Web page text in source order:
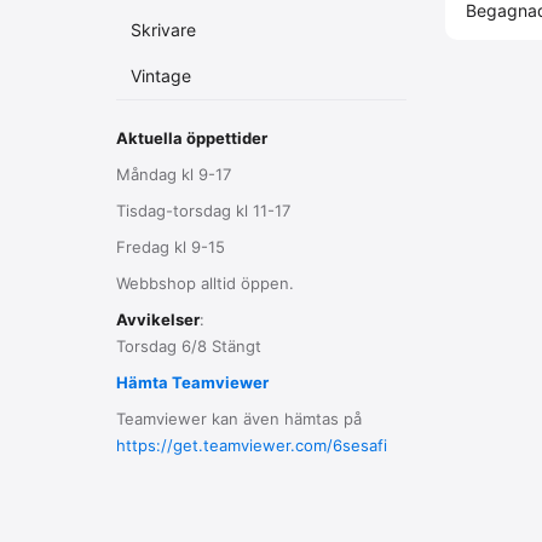
Skrivare
Vintage
Aktuella öppettider
Måndag kl 9-17
Tisdag-torsdag kl 11-17
Fredag kl 9-15
Webbshop alltid öppen.
Avvikelser:
Torsdag 6/8 Stängt
Hämta Teamviewer
Teamviewer kan även hämtas på
https://get.teamviewer.com/6sesafi